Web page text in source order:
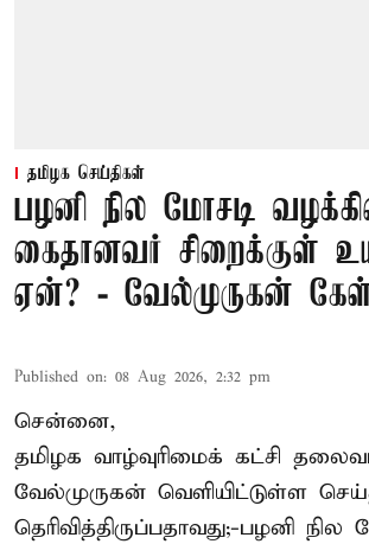
தமிழக செய்திகள்
பழனி நில மோசடி
கைதானவர் சிறைக்குள்
ஏன்? - வேல்முருகன்
Published on: 08 Aug 2026, 2:32 pm
சென்னை,
தமிழக வாழ்வுரிமைக் கட்சி
வேல்முருகன் வெளியிட்டுள்ள
தெரிவித்திருப்பதாவது;-பழனி நில